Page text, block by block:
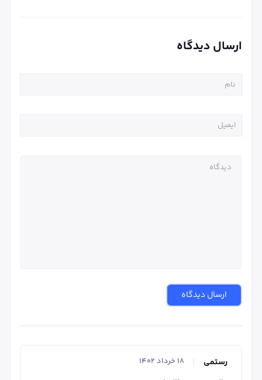
ارسال دیدگاه
ارسال دیدگاه
رستمی ۱۸ خرداد ۱۴۰۲